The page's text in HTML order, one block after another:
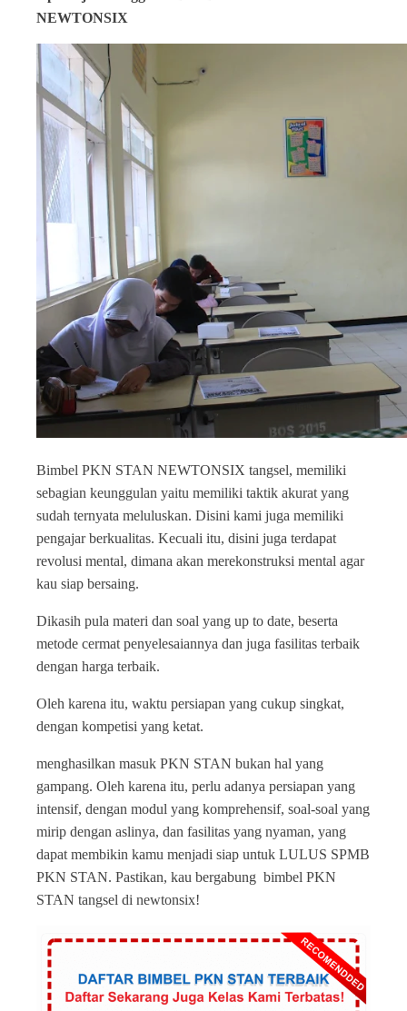
NEWTONSIX
Bimbel PKN STAN NEWTONSIX tangsel, memiliki
sebagian keunggulan yaitu memiliki taktik akurat yang
sudah ternyata meluluskan. Disini kami juga memiliki
pengajar berkualitas. Kecuali itu, disini juga terdapat
revolusi mental, dimana akan merekonstruksi mental agar
kau siap bersaing.
Dikasih pula materi dan soal yang up to date, beserta
metode cermat penyelesaiannya dan juga fasilitas terbaik
dengan harga terbaik.
Oleh karena itu, waktu persiapan yang cukup singkat,
dengan kompetisi yang ketat.
menghasilkan masuk PKN STAN bukan hal yang
gampang. Oleh karena itu, perlu adanya persiapan yang
intensif, dengan modul yang komprehensif, soal-soal yang
mirip dengan aslinya, dan fasilitas yang nyaman, yang
dapat membikin kamu menjadi siap untuk LULUS SPMB
PKN STAN. Pastikan, kau bergabung bimbel PKN
STAN tangsel di newtonsix!